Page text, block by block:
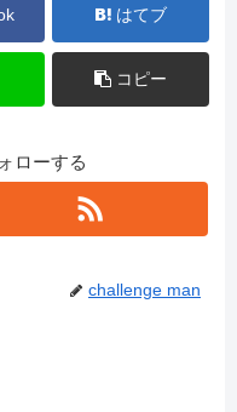
はてブ
コピー
ローする
challenge man